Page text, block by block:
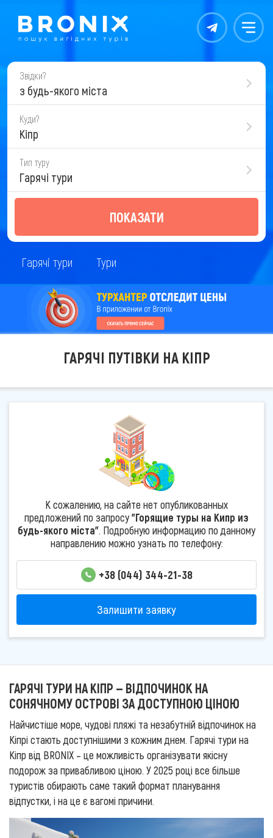
Контакты Меню
Звідки?
з будь-якого міста
Куди?
Кіпр
Тип туру
Гарячі тури
ПОКАЗАТИ
Гарячі тури Тури
ГАРЯЧІ ПУТІВКИ НА КІПР
К сожалению, на сайте нет опубликованных
предложений по запросу"Горящие туры на Кипр из
будь-якого міста". Подробную информацию по данному
направлению можно узнать по телефону:
+38 (044) 344-21-38
Залишити заявку
ГАРЯЧІ ТУРИ НА КІПР — ВІДПОЧИНОК НА
СОНЯЧНОМУ ОСТРОВІ ЗА ДОСТУПНОЮ ЦІНОЮ
Найчистіше море, чудові пляжі та незабутній відпочинок на
Кіпрі стають доступнішими з кожним днем. Гарячі тури на
Кіпр від BRONIX – це можливість організувати якісну
подорож за привабливою ціною. У 2025 році все більше
туристів обирають саме такий формат планування
відпустки, і на це є вагомі причини.